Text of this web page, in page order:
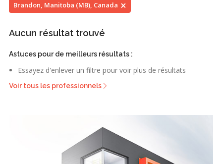
Brandon, Manitoba (MB), Canada
Aucun résultat trouvé
Astuces pour de meilleurs résultats :
Essayez d'enlever un filtre pour voir plus de résultats
Voir tous les professionnels